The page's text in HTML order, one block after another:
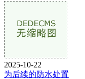
2025-10-22
为后续的防水处置